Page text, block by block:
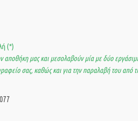
(*)
αποθήκη μας και μεσολαβούν μία με δύο
σας, καθώς και για την παραλαβή του από